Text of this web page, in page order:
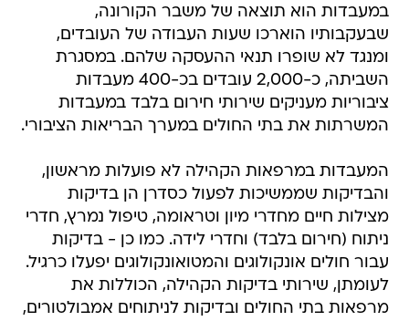
במעבדות הוא תוצאה של משבר הקורונה,
שבעקבותיו הוארכו שעות העבודה של העובדים,
ומנגד לא שופרו תנאי ההעסקה שלהם. במסגרת
השביתה, כ-2,000 עובדים בכ-400 מעבדות
ציבוריות מעניקים שירותי חירום בלבד במעבדות
המשרתות את בתי החולים במערך הבריאות הציבורי.
המעבדות במרפאות הקהילה לא פועלות מראשון,
והבדיקות שממשיכות לפעול כסדרן הן בדיקות
מצילות חיים מחדרי מיון וטראומה, טיפול נמרץ, חדרי
ניתוח (חירום בלבד) וחדרי לידה. כמו כן - בדיקות
עבור חולים אונקולוגים והמטואונקולוגים יפעלו כרגיל.
לעומתן, שירותי בדיקות הקהילה, הכוללות את
מרפאות בתי החולים ובדיקות לניתוחים אמבולטורים,